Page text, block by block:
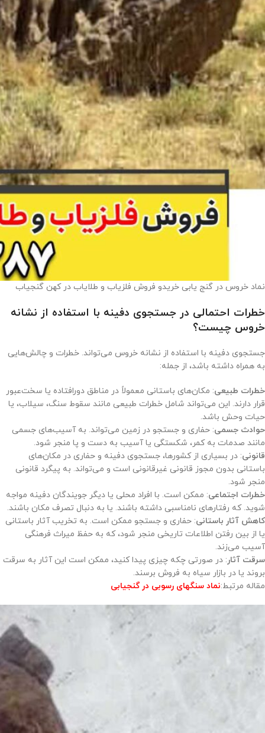
نماد خروس در گنج یابی خریدو فروش فلزیاب و طلایاب در کهن گنجیاب
خطرات احتمالی در جستجوی دفینه با استفاده از نشانه
خروس چیست؟
جستجوی دفینه با استفاده از نشانه خروس می‌تواند. خطرات و چالش‌هایی
به همراه داشته باشد، از جمله:
خطرات طبیعی: مکان‌های باستانی معمولاً در مناطق دورافتاده یا سخت‌عبور
قرار دارند. این می‌تواند شامل خطرات طبیعی مانند سقوط سنگ، سیلاب، یا
حیات وحش باشد.
حوادث جسمی: حفاری و جستجو در زمین می‌تواند. به آسیب‌های جسمی
مانند صدمات به کمر، شکستگی یا آسیب به دست و پا منجر شود.
قانونی: در بسیاری از کشورها، جستجوی دفینه و حفاری در مکان‌های
باستانی بدون مجوز قانونی غیرقانونی است و می‌تواند. به پیگرد قانونی
منجر شود.
خطرات اجتماعی: ممکن است. با افراد محلی یا دیگر جویندگان دفینه مواجه
شوید. که رفتارهای نامناسبی داشته باشند. یا به دنبال تصرف مکان باشند.
کاهش آثار باستانی: حفاری و جستجو ممکن است. به تخریب آثار باستانی
یا از بین رفتن اطلاعات تاریخی منجر شود، که به حفظ میراث فرهنگی
آسیب می‌زند.
سرقت آثار: در صورتی چکه چیزی پیدا کنید، ممکن است این آثار به سرقت
بروند یا در بازار سیاه به فروش برسند.
مقاله مرتبط:نماد سنگهای رسوبی در گنجیابی